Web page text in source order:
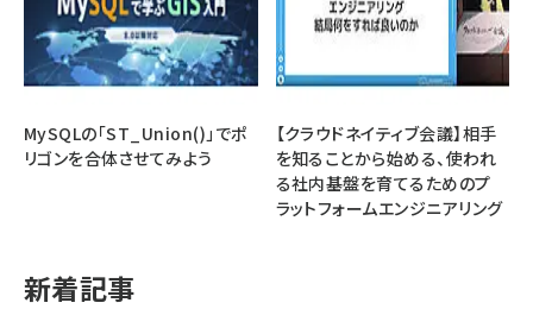
北海道をのんびり旅する晴山佳須夫のヒント集！ (2017)
drupal (1940)
genai (1473)
ai crunch (1347)
MySQLの「ST_Union()」でポ
リゴンを合体させてみよう
【クラウドネイティブ会議】相手
を知ることから始める、使われ
る社内基盤を育てるためのプ
ラットフォームエンジニアリング
新着記事